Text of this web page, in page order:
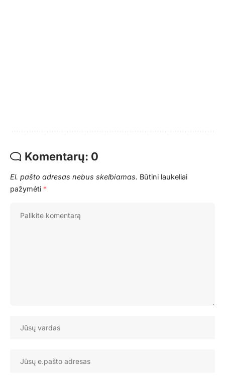
Komentarų: 0
El. pašto adresas nebus skelbiamas. Būtini laukeliai
pažymėti *